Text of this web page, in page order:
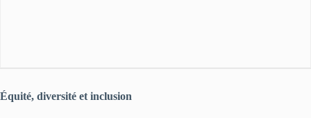
Équité, diversité et inclusion